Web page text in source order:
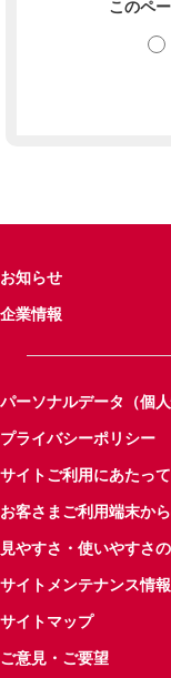
このペ
お知らせ
企業情報
パーソナルデータ（個
プライバシーポリシー
サイトご利用にあたって
お客さまご利用端末か
見やすさ・使いやすさ
サイトメンテナンス情報
サイトマップ
ご意見・ご要望